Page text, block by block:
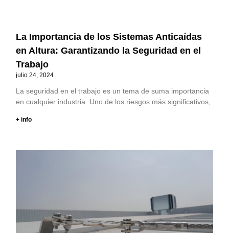
La Importancia de los Sistemas Anticaídas
en Altura: Garantizando la Seguridad en el
Trabajo
julio 24, 2024
La seguridad en el trabajo es un tema de suma importancia
en cualquier industria. Uno de los riesgos más significativos,
+ info